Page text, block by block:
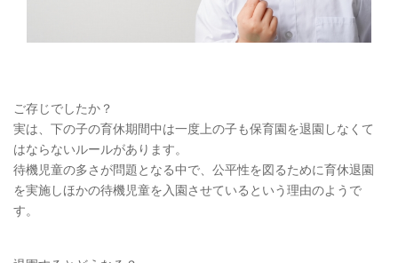
ご存じでしたか？
実は、下の子の育休期間中は一度上の子も保育園を退園しなくて
はならないルールがあります。
待機児童の多さが問題となる中で、公平性を図るために育休退園
を実施しほかの待機児童を入園させているという理由のようで
す。